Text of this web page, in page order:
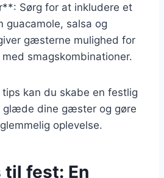
Sørg for at inkludere et
guacamole, salsa og
gæsterne mulighed for
smagskombinationer.
kan du skabe en festlig
dine gæster og gøre
oplevelse.
til fest: En